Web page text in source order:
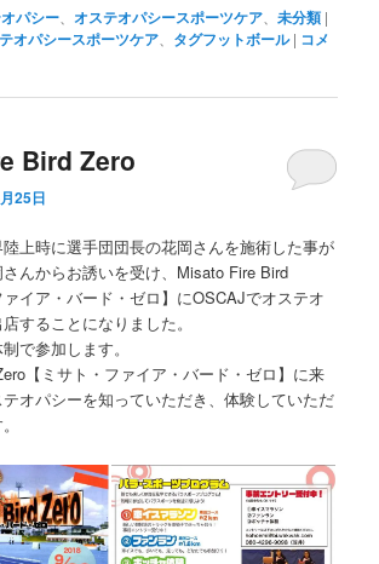
パシー 、オステオパシースポーツケア 、未分類 |
オパシースポーツケア タグフットボール | コメ
Bird Zero
25日
上時に選手団団長の花岡さんを施術した事が
んからお誘いを受け、Misato Fire Bird
イア・バード・ゼロ】にOSCAJでオステオ
することになりました。
で参加します。
【ミサト・ファイア・バード・ゼロ】に来
オパシーを知っていただき、体験していただ